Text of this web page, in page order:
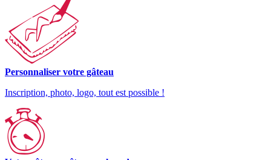
Personnaliser votre gâteau
Inscription, photo, logo, tout est possible !